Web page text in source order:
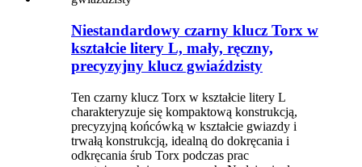
Niestandardowy czarny klucz Torx w
kształcie litery L, mały, ręczny,
precyzyjny klucz gwiaździsty
Ten czarny klucz Torx w kształcie litery L
charakteryzuje się kompaktową konstrukcją,
precyzyjną końcówką w kształcie gwiazdy i
trwałą konstrukcją, idealną do dokręcania i
odkręcania śrub Torx podczas prac